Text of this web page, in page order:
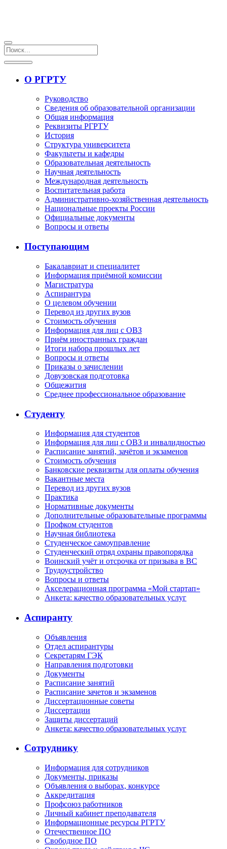
О РГРТУ
Руководство
Сведения об образовательной организации
Общая информация
Реквизиты РГРТУ
История
Структура университета
Факультеты и кафедры
Образовательная деятельность
Научная деятельность
Международная деятельность
Воспитательная работа
Административно-хозяйственная деятельность
Национальные проекты России
Официальные документы
Вопросы и ответы
Поступающим
Бакалавриат и специалитет
Информация приёмной комиссии
Магистратура
Аспирантура
О целевом обучении
Перевод из других вузов
Стоимость обучения
Информация для лиц с ОВЗ
Приём иностранных граждан
Итоги набора прошлых лет
Вопросы и ответы
Приказы о зачислении
Довузовская подготовка
Общежития
Среднее профессиональное образование
Студенту
Информация для студентов
Информация для лиц с ОВЗ и инвалидностью
Расписание занятий, зачётов и экзаменов
Стоимость обучения
Банковские реквизиты для оплаты обучения
Вакантные места
Перевод из других вузов
Практика
Нормативные документы
Дополнительные образовательные программы
Профком студентов
Научная библиотека
Студенческое самоуправление
Студенческий отряд охраны правопорядка
Воинский учёт и отсрочка от призыва в ВС
Трудоустройство
Вопросы и ответы
Акселерационная программа «Мой стартап»
Анкета: качество образовательных услуг
Аспиранту
Объявления
Отдел аспирантуры
Секретарям ГЭК
Направления подготовки
Документы
Расписание занятий
Расписание зачетов и экзаменов
Диссертационные советы
Диссертации
Защиты диссертаций
Анкета: качество образовательных услуг
Сотруднику
Информация для сотрудников
Документы, приказы
Объявления о выборах, конкурсе
Аккредитация
Профсоюз работников
Личный кабинет преподавателя
Информационные ресурсы РГРТУ
Отечественное ПО
Свободное ПО